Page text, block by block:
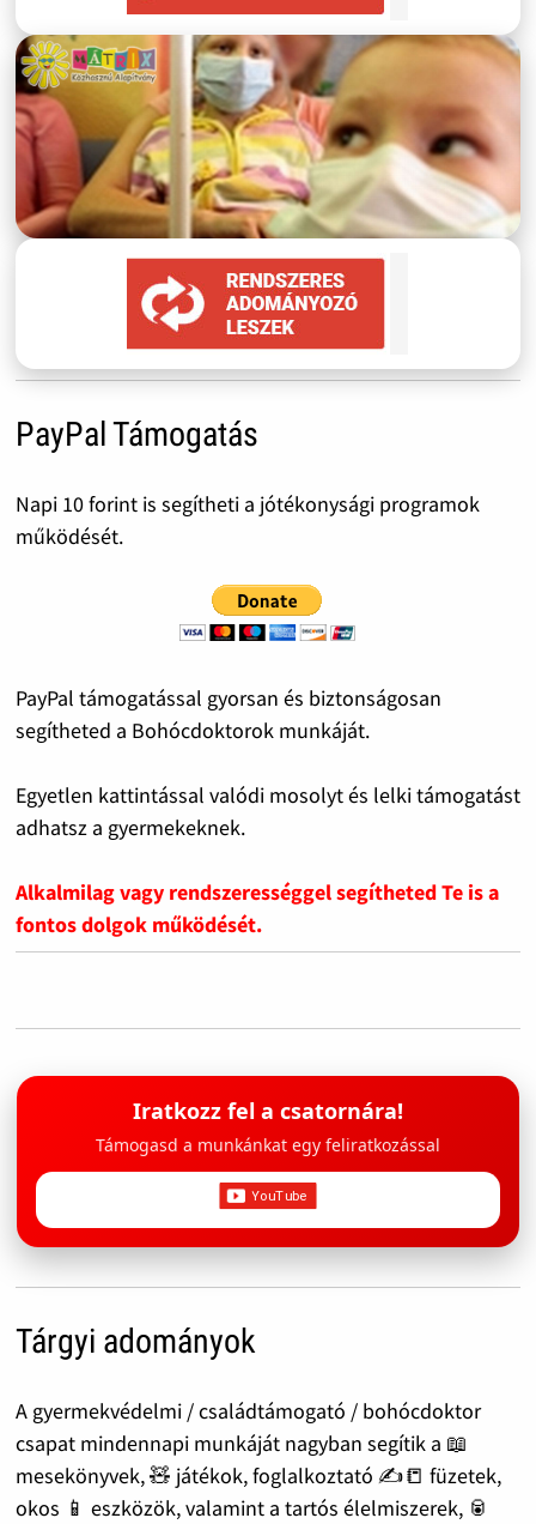
PayPal Támogatás
Napi 10 forint is segítheti a jótékonysági programok
működését.
PayPal támogatással gyorsan és biztonságosan
segítheted a Bohócdoktorok munkáját.
Egyetlen kattintással valódi mosolyt és lelki támogatást
adhatsz a gyermekeknek.
Alkalmilag vagy rendszerességgel segítheted Te is a
fontos dolgok működését.
Iratkozz fel a csatornára!
Támogasd a munkánkat egy feliratkozással
Tárgyi adományok
A gyermekvédelmi / családtámogató / bohócdoktor
csapat mindennapi munkáját nagyban segítik a 📖
mesekönyvek, 🧸 játékok, foglalkoztató ✍️📒 füzetek,
okos 📱 eszközök, valamint a tartós élelmiszerek, 🥫